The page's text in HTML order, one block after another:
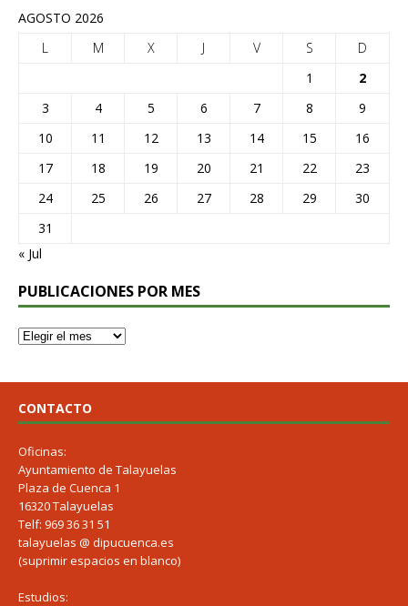
AGOSTO 2026
L
M X J V S
D
1
2
3
4 5 6 7 8
9
10
11 12 13 14 15
16
17
18 19 20 21 22
23
24
25 26 27 28 29
30
31
« Jul
PUBLICACIONES POR MES
CONTACTO
Oficinas:
Ayuntamiento de Talayuelas
Plaza de Cuenca 1
16320 Talayuelas
Telf: 969 36 31 51
talayuelas @ dipucuenca.es
(suprimir espacios en blanco)
Estudios: